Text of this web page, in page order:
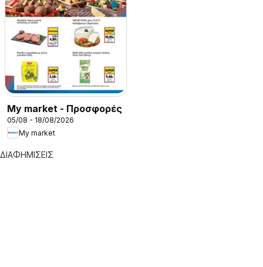
My market - Προσφορές
05/08 - 18/08/2026
My market
ΔΙΑΦΗΜΙΣΕΙΣ